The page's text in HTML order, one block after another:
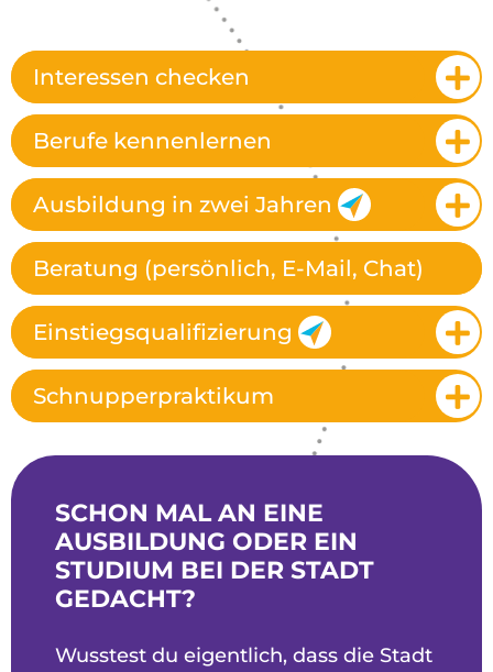
Interessen checken
Berufe kennenlernen
Ausbildung in zwei Jahren
Beratung (persönlich, E-Mail, Chat)
Einstiegsqualifizierung
Schnupperpraktikum
SCHON MAL AN EINE
AUSBILDUNG ODER EIN
STUDIUM BEI DER STADT
GEDACHT?
Wusstest du eigentlich, dass die Stadt